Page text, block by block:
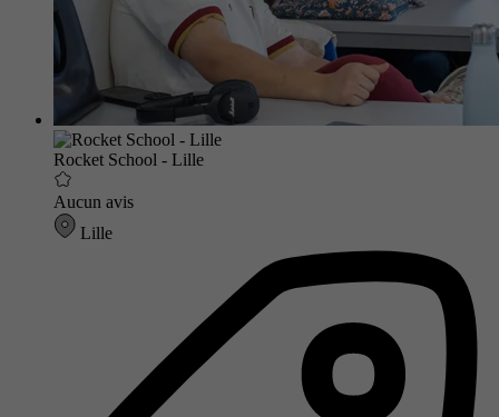
Rocket School - Lille
Aucun avis
Lille